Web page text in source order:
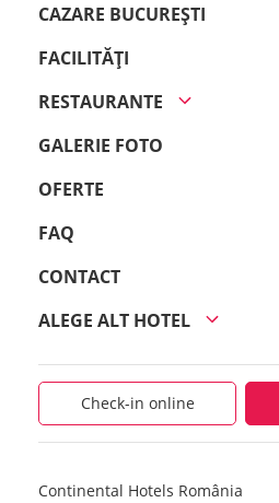
CAZARE BUCUREȘTI
FACILITĂȚI
RESTAURANTE
GALERIE FOTO
OFERTE
FAQ
CONTACT
ALEGE ALT HOTEL
Check-in online
Continental Hotels România